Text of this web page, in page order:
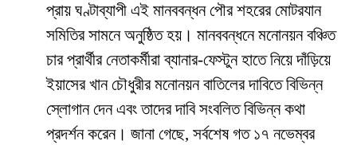
প্রায় ঘণ্টাব্যাপী এই মানববন্ধন পৌর শহরের মোটরযান
সমিতির সামনে অনুষ্ঠিত হয়। মানববন্ধনে মনোনয়ন বঞ্চিত
চার প্রার্থীর নেতাকর্মীরা ব্যানার-ফেস্টুন হাতে নিয়ে দাঁড়িয়ে
ইয়াসের খান চৌধুরীর মনোনয়ন বাতিলের দাবিতে বিভিন্ন
স্লোগান দেন এবং তাদের দাবি সংবলিত বিভিন্ন কথা
প্রদর্শন করেন। জানা গেছে, সর্বশেষ গত ১৭ নভেম্বর